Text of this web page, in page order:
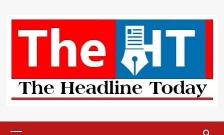
content